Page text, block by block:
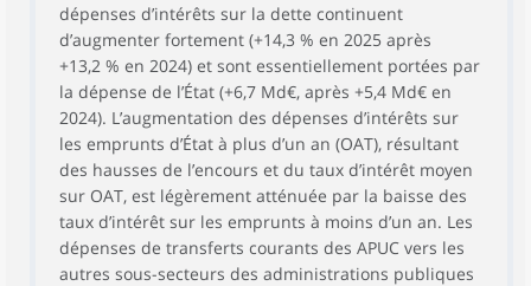
dépenses d’intérêts sur la dette continuent
d’augmenter fortement (+14,3 % en 2025 après
+13,2 % en 2024) et sont essentiellement portées par
la dépense de l’État (+6,7 Md€, après +5,4 Md€ en
2024). L’augmentation des dépenses d’intérêts sur
les emprunts d’État à plus d’un an (OAT), résultant
des hausses de l’encours et du taux d’intérêt moyen
sur OAT, est légèrement atténuée par la baisse des
taux d’intérêt sur les emprunts à moins d’un an. Les
dépenses de transferts courants des APUC vers les
autres sous-secteurs des administrations publiques